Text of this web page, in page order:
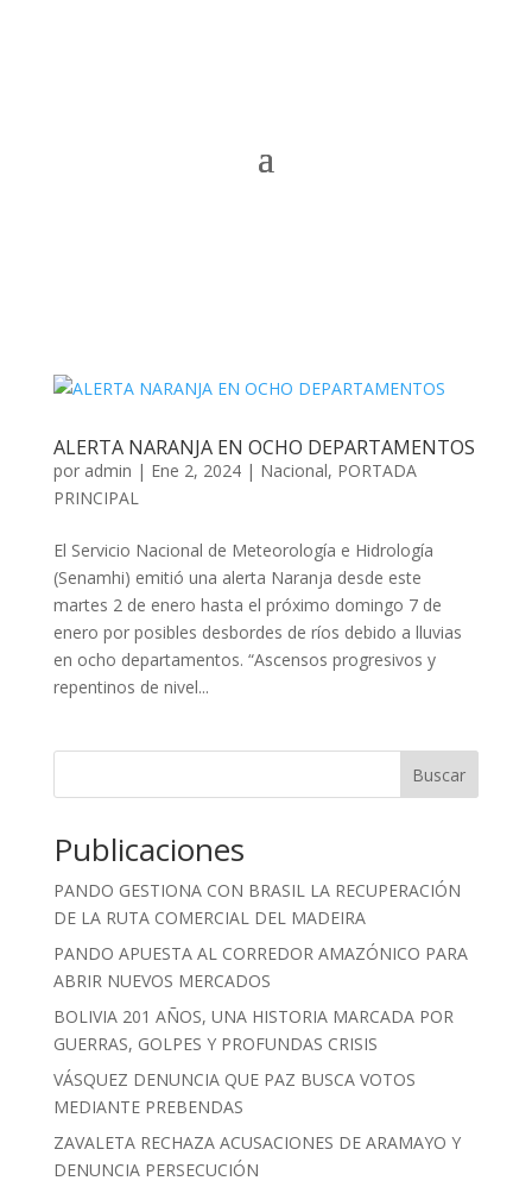
ALERTA NARANJA EN OCHO DEPARTAMENTOS
por admin | Ene 2, 2024| Nacional, PORTADA
PRINCIPAL
El Servicio Nacional de Meteorología e Hidrología
(Senamhi) emitió una alerta Naranja desde este
martes 2 de enero hasta el próximo domingo 7 de
enero por posibles desbordes de ríos debido a lluvias
en ocho departamentos. “Ascensos progresivos y
repentinos de nivel...
Buscar
Publicaciones
PANDO GESTIONA CON BRASIL LA RECUPERACIÓN
DE LA RUTA COMERCIAL DEL MADEIRA
PANDO APUESTA AL CORREDOR AMAZÓNICO PARA
ABRIR NUEVOS MERCADOS
BOLIVIA 201 AÑOS, UNA HISTORIA MARCADA POR
GUERRAS, GOLPES Y PROFUNDAS CRISIS
VÁSQUEZ DENUNCIA QUE PAZ BUSCA VOTOS
MEDIANTE PREBENDAS
ZAVALETA RECHAZA ACUSACIONES DE ARAMAYO Y
DENUNCIA PERSECUCIÓN